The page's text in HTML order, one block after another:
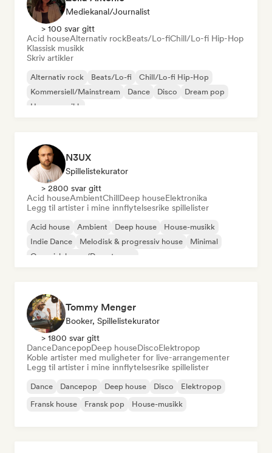
Mediekanal/journalist
> 100 svar gitt
Acid houseAlternativ rockBeats/Lo-fiChill/Lo-fi Hip-Hop
Klassisk musikk
Skriv artikler
Alternativ rock Beats/Lo-fi
Chill/Lo-fi Hip-Hop
Kommersiell/Mainstream
Dance Disco
Dream pop
House-musikk
N3UX
Spillelistekurator
> 2800 svar gitt
Acid houseAmbientChillDeep houseElektronika
Legg til artister i mine innflytelsesrike spillelister
Acid house Ambient Deep house
House-musikk
Indie Dance
Melodisk & progressiv house
Minimal
Organisk house/Downtempo
Tommy Menger
Booker, Spillelistekurator
> 1800 svar gitt
DanceDancepopDeep houseDiscoElektropop
Koble artister med muligheter for live-arrangementer
Legg til artister i mine innflytelsesrike spillelister
Dance Dancepop Deep house Disco
Elektropop
Fransk house
Fransk pop House-musikk